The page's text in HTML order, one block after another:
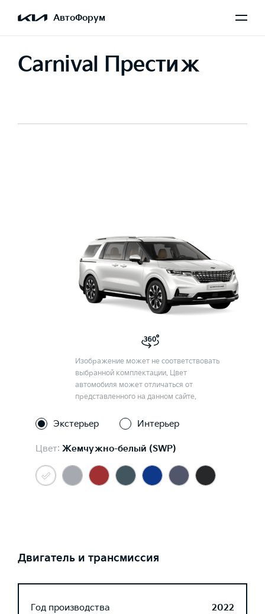
АвтоФорум
Carnival Престиж
Изображение может не соответствовать
выбранной комплектации. Цвет
автомобиля может отличаться от
представленного на данном сайте.
Экстерьер Интерьер
Цвет: Жемчужно-белый (SWP)
Двигатель и трансмиссия
Год производства
2022